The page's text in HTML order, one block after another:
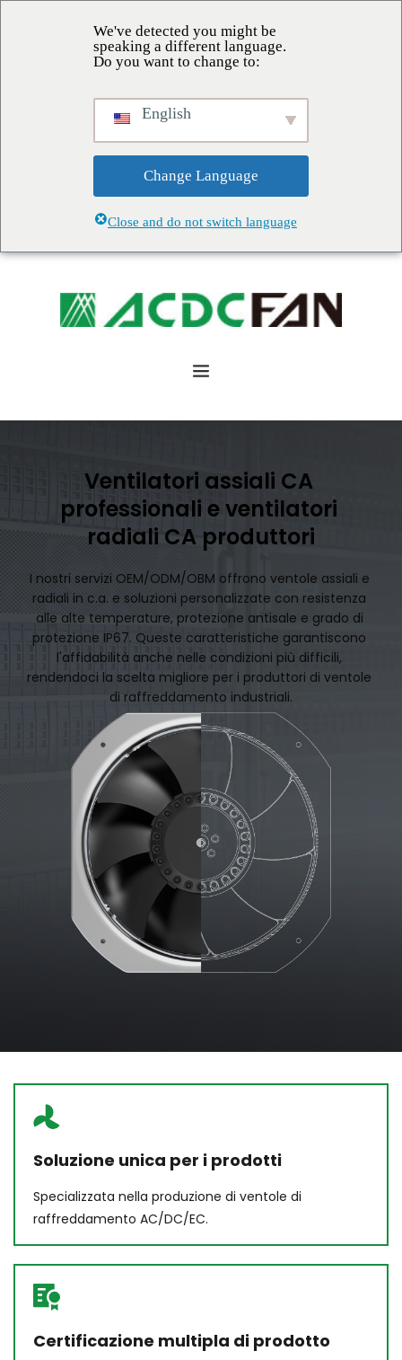
We've detected you might be
speaking a different language.
Do you want to change to:
English
Change Language
Close and do not switch language
Ventilatori assiali CA
professionali e ventilatori
radiali CA produttori
I nostri servizi OEM/ODM/OBM offrono ventole assiali e
radiali in c.a. e soluzioni personalizzate con resistenza
alle alte temperature, protezione antisale e grado di
protezione IP67. Queste caratteristiche garantiscono
l'affidabilità anche nelle condizioni più difficili,
rendendoci la scelta migliore per i produttori di ventole
di raffreddamento industriali.
Soluzione unica per i prodotti
Specializzata nella produzione di ventole di
raffreddamento AC/DC/EC.
Certificazione multipla di prodotto